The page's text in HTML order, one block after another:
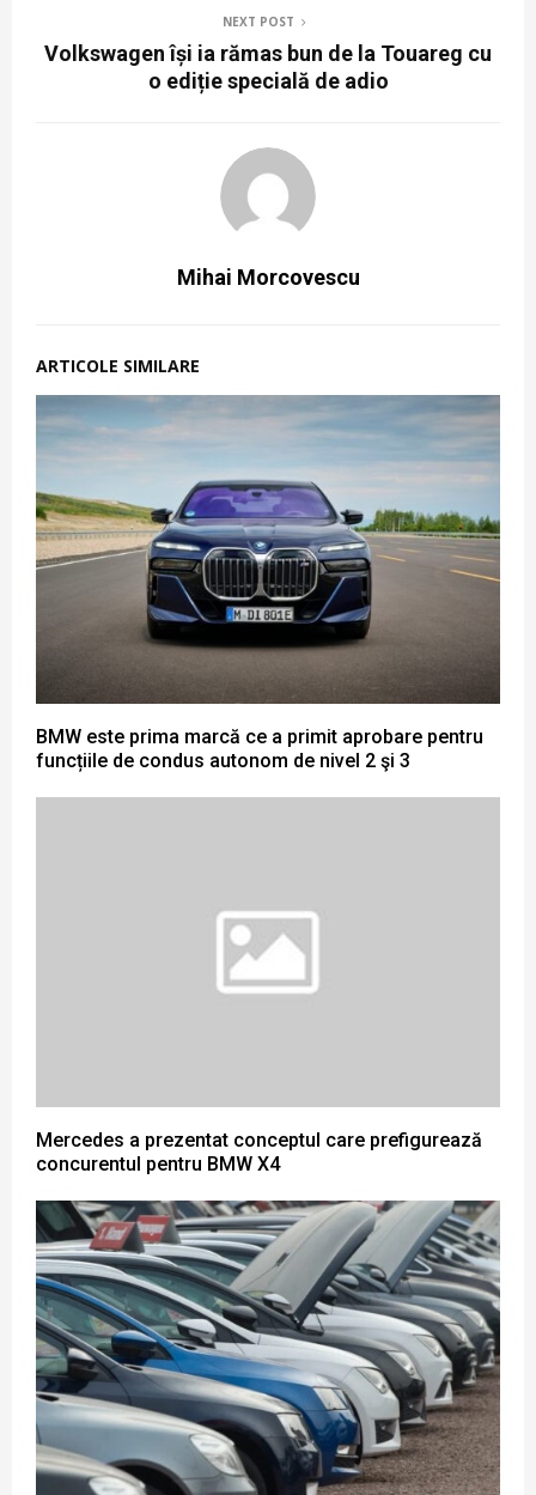
NEXT POST
Volkswagen își ia rămas bun de la Touareg cu
o ediție specială de adio
Mihai Morcovescu
ARTICOLE SIMILARE
BMW este prima marcă ce a primit aprobare pentru
funcțiile de condus autonom de nivel 2 şi 3
Mercedes a prezentat conceptul care prefigurează
concurentul pentru BMW X4